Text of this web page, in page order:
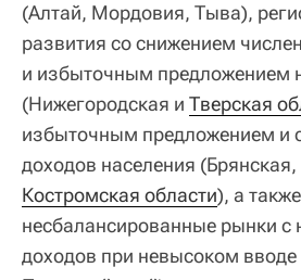
(Алтай, Мордовия, Тыва),
развития со снижением
и избыточным предложением
(Нижегородская и Тверская
избыточным предложением и
доходов населения
Костромская области), а также
несбалансированные рынки с
доходов при невысоком